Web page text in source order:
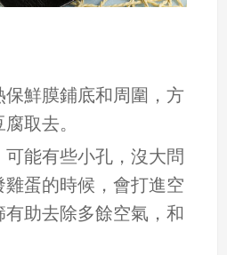
鮮膜鋪底和周圍，方
取去。
能有些小孔，沒大問
蛋的時候，會打進空
助去除多餘空氣，和